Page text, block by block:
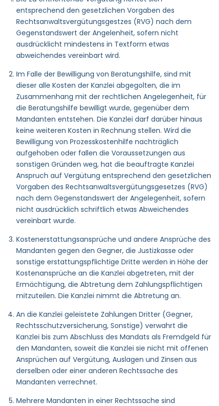
entsprechend den gesetzlichen Vorgaben des
Rechtsanwaltsvergütungsgestzes (RVG) nach dem
Gegenstandswert der Angelenheit, sofern nicht
ausdrücklicht mindestens in Textform etwas
abweichendes vereinbart wird.
Im Falle der Bewilligung von Beratungshilfe, sind mit
dieser alle Kosten der Kanzlei abgegolten, die im
Zusammenhang mit der rechtlichen Angelegenheit, für
die Beratungshilfe bewilligt wurde, gegenüber dem
Mandanten entstehen. Die Kanzlei darf darüber hinaus
keine weiteren Kosten in Rechnung stellen. Wird die
Bewilligung von Prozesskostenhilfe nachträglich
aufgehoben oder fallen die Voraussetzungen aus
sonstigen Gründen weg, hat die beauftragte Kanzlei
Anspruch auf Vergütung entsprechend den gesetzlichen
Vorgaben des Rechtsanwaltsvergütungsgesetzes (RVG)
nach dem Gegenstandswert der Angelegenheit, sofern
nicht ausdrücklich schriftlich etwas Abweichendes
vereinbart wurde.
Kostenerstattungsansprüche und andere Ansprüche des
Mandanten gegen den Gegner, die Justizkasse oder
sonstige erstattungspflichtige Dritte werden in Höhe der
Kostenansprüche an die Kanzlei abgetreten, mit der
Ermächtigung, die Abtretung dem Zahlungspflichtigen
mitzuteilen. Die Kanzlei nimmt die Abtretung an.
An die Kanzlei geleistete Zahlungen Dritter (Gegner,
Rechtsschutzversicherung, Sonstige) verwahrt die
Kanzlei bis zum Abschluss des Mandats als Fremdgeld für
den Mandanten, soweit die Kanzlei sie nicht mit offenen
Ansprüchen auf Vergütung, Auslagen und Zinsen aus
derselben oder einer anderen Rechtssache des
Mandanten verrechnet.
Mehrere Mandanten in einer Rechtssache sind